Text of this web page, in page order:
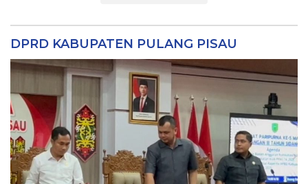
DPRD KABUPATEN PULANG PISAU